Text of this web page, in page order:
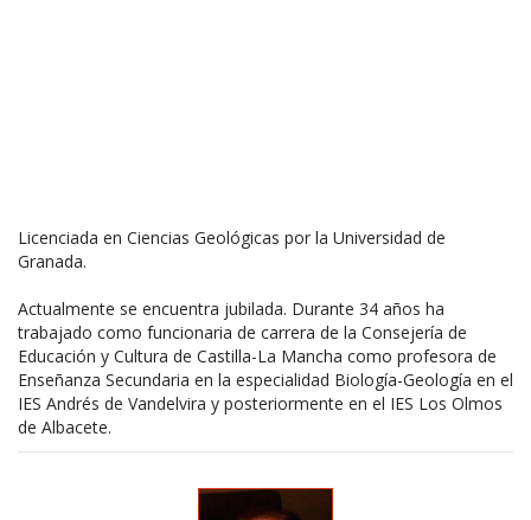
Licenciada en Ciencias Geológicas por la Universidad de
Granada.
Actualmente se encuentra jubilada. Durante 34 años ha
trabajado como funcionaria de carrera de la Consejería de
Educación y Cultura de Castilla-La Mancha como profesora de
Enseñanza Secundaria en la especialidad Biología-Geología en el
IES Andrés de Vandelvira y posteriormente en el IES Los Olmos
de Albacete.